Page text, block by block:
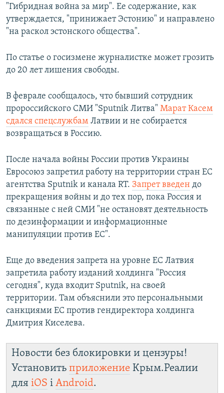
"Гибридная война за мир". Ее содержание, как
утверждается, "принижает Эстонию" и направлено
"на раскол эстонского общества".
По статье о госизмене журналистке может грозить
до 20 лет лишения свободы.
В феврале сообщалось, что бывший сотрудник
пророссийского СМИ "Sputnik Литва" Марат Касем
сдался спецслужбам Латвии и не собирается
возвращаться в Россию.
После начала войны России против Украины
Евросоюз запретил работу на территории стран ЕС
агентства Sputnik и канала RT. Запрет введен до
прекращения войны и до тех пор, пока Россия и
связанные с ней СМИ "не остановят деятельность
по дезинформации и информационные
манипуляции против ЕС".
Еще до введения запрета на уровне ЕС Латвия
запретила работу изданий холдинга "Россия
сегодня", куда входит Sputnik, на своей
территории. Там объяснили это персональными
санкциями ЕС против гендиректора холдинга
Дмитрия Киселева.
Новости без блокировки и цензуры!
Установить приложение Крым.Реалии
для iOS і Android.